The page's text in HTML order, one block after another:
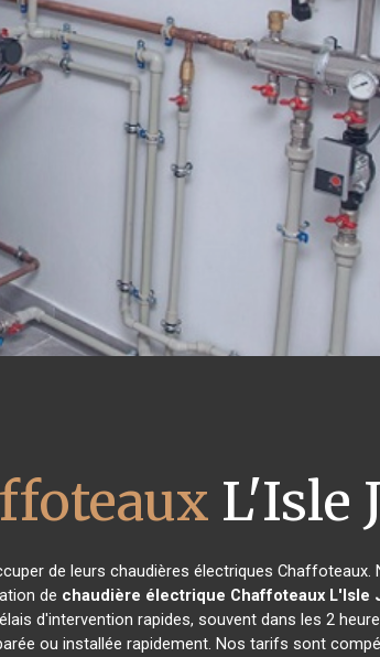
L'Isle
de leurs chaudières électriques Chaffoteaux.
de chaudière électrique Chaffoteaux L'Isle
d'intervention rapides, souvent dans les 2
ou installée rapidement. Nos tarifs sont